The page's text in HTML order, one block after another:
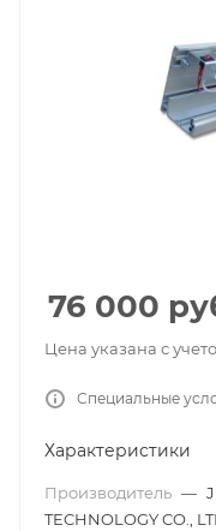
76 000
Цена указана с
Специальные
Характеристики
Производитель —
TECHNOLOGY CO.,